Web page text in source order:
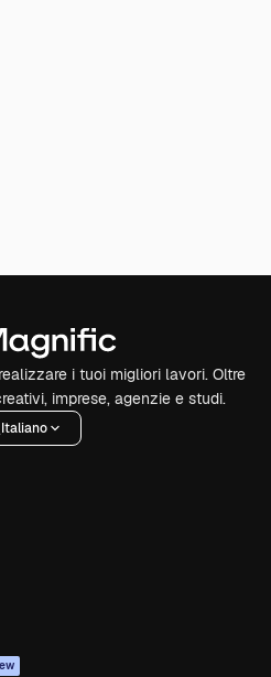
i tuoi migliori lavori. Oltre
imprese, agenzie e studi.
Italiano